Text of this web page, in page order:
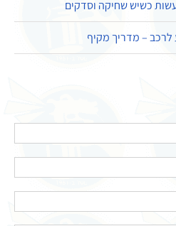
כשיש שחיקה וסדקים
לרכב – מדריך מקיף